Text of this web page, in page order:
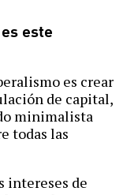
este
es crear
de capital,
minimalista
todas las
intereses de